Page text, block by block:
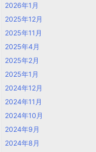
2026年1月
2025年12月
2025年11月
2025年4月
2025年2月
2025年1月
2024年12月
2024年11月
2024年10月
2024年9月
2024年8月